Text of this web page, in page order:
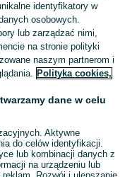
identyfikatory w
osobowych.
lub zarządzać nimi,
na stronie polityki
naszym partnerom i
Polityka cookies,
dane w celu
Aktywne
do celów identyfikacji.
lub kombinacji danych z
na urządzeniu lub